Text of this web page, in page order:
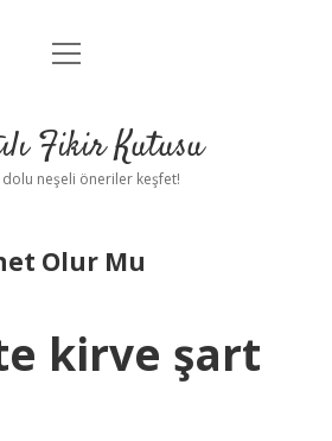
Anasayfa
Yasal Uyarı
menüyü
Fikir Kutusu
dolu neşeli öneriler keşfet!
Olur Mu
kirve şart